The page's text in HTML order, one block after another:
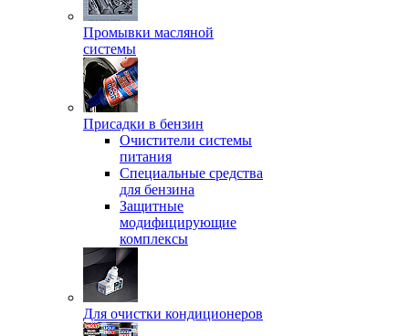
Промывки масляной
системы
Присадки в бензин
Очистители системы
питания
Специальные срeдства
для бензина
Защитные
модифицирующие
комплексы
Для очистки кондиционеров